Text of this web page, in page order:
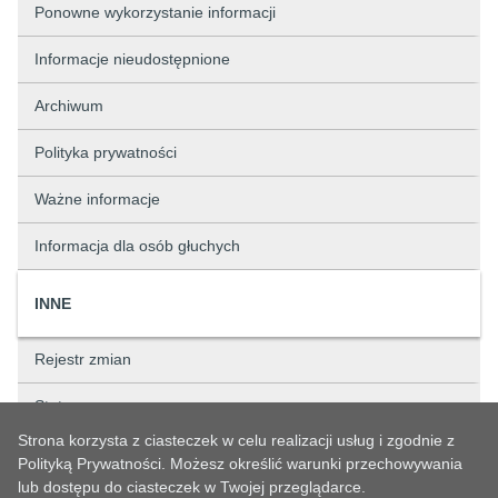
Ponowne wykorzystanie informacji
Informacje nieudostępnione
Archiwum
Polityka prywatności
Ważne informacje
Informacja dla osób głuchych
INNE
Rejestr zmian
Status sprawy
Strona korzysta z ciasteczek w celu realizacji usług i zgodnie z
Polityką Prywatności. Możesz określić warunki przechowywania
lub dostępu do ciasteczek w Twojej przeglądarce.